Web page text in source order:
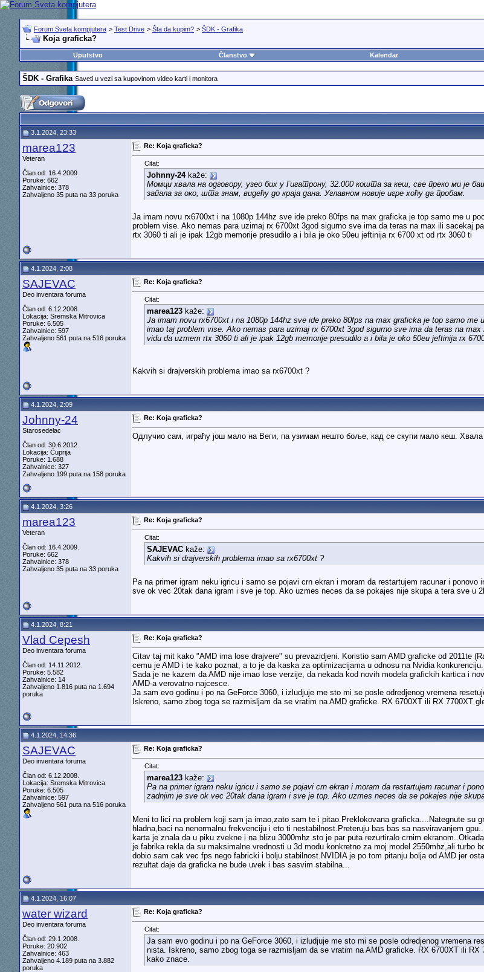
Forum Sveta kompjutera > Test Drive > Šta da kupim? > ŠDK - Grafika
Koja graficka?
Uputstvo
Članstvo Kalendar
ŠDK - Grafika Saveti u vezi sa kupovinom video karti i monitora
3.1.2024, 23:33
marea123
Veteran
Član od: 16.4.2009.
Poruke: 662
Zahvalnice: 378
Zahvaljeno 35 puta na 33 poruka
Re: Koja graficka?
Citat:
Johnny-24kaže:
Момци хвала на одговору, узео бих у Гигатрону, 32.000 кошта за кеш, све преко ми је
запала за око, шта знам, видећу до краја дана. Углавном новије игре хоћу да пробам.
Ja imam novu rx6700xt i na 1080p 144hz sve ide preko 80fps na max graficka je top samo me u
problem vise. Ako nemas para uzimaj rx 6700xt 3god sigurno sve ima da teras na max ili sacekaj
rtx 3060 ti ali je ipak 12gb memorije presudilo a i bila je oko 50eu jeftinija rx 6700 xt od rtx 3060 ti
4.1.2024, 2:08
SAJEVAC
Deo inventara foruma
Član od: 6.12.2008.
Lokacija: Sremska Mitrovica
Poruke: 6.505
Zahvalnice: 597
Zahvaljeno 561 puta na 516 poruka
Re: Koja graficka?
Citat:
marea123kaže:
Ja imam novu rx6700xt i na 1080p 144hz sve ide preko 80fps na max graficka je top samo
imao taj problem vise. Ako nemas para uzimaj rx 6700xt 3god sigurno sve ima da teras na
vidu da uzmem rtx 3060 ti ali je ipak 12gb memorije presudilo a i bila je oko 50eu jeftinija rx
Kakvih si drajverskih problema imao sa rx6700xt ?
4.1.2024, 2:09
Johnny-24
Starosedelac
Član od: 30.6.2012.
Lokacija: Ćuprija
Poruke: 1.688
Zahvalnice: 327
Zahvaljeno 199 puta na 158 poruka
Re: Koja graficka?
Одлучио сам, играћу још мало на Веги, па узимам нешто боље, кад се скупи мало кеш. Хвала
4.1.2024, 3:26
marea123
Veteran
Član od: 16.4.2009.
Poruke: 662
Zahvalnice: 378
Zahvaljeno 35 puta na 33 poruka
Re: Koja graficka?
Citat:
SAJEVACkaže:
Kakvih si drajverskih problema imao sa rx6700xt ?
Pa na primer igram neku igricu i samo se pojavi crn ekran i moram da restartujem racunar i
sve ok vec 20tak dana igram i sve je top. Ako uzmes neces da se pokajes nije skupa a tera sve u
4.1.2024, 8:21
Vlad Cepesh
Deo inventara foruma
Član od: 14.11.2012.
Poruke: 5.582
Zahvalnice: 14
Zahvaljeno 1.816 puta na 1.694
poruka
Re: Koja graficka?
Citav taj mit kako "AMD ima lose drajvere" su prevazidjeni. Koristio sam AMD graficke od 2011te
cemu je AMD i te kako poznat, a to je da kaska za optimizacijama u odnosu na Nvidia konkurenciju.
Sada je ne kazem da AMD nije imao lose verzije, da nekada kod novih modela grafickih kartica i
AMD-a verovatno najcesce.
Ja sam evo godinu i po na GeForce 3060, i izludjuje me sto mi se posle odredjenog vremena
Iskreno, samo zbog toga se razmisljam da se vratim na AMD graficke. RX 6700XT ili RX 7700XT
4.1.2024, 14:36
SAJEVAC
Deo inventara foruma
Član od: 6.12.2008.
Lokacija: Sremska Mitrovica
Poruke: 6.505
Zahvalnice: 597
Zahvaljeno 561 puta na 516 poruka
Re: Koja graficka?
Citat:
marea123kaže:
Pa na primer igram neku igricu i samo se pojavi crn ekran i moram da restartujem racunar i
zadnjim je sve ok vec 20tak dana igram i sve je top. Ako uzmes neces da se pokajes nije
Meni to lici na problem koji sam ja imao,zato sam te i pitao.Preklokovana graficka....Nategnute su
hladna,baci na nenormalnu frekvenciju i eto ti nestabilnost.Preteruju bas bas sa nasviravanjem
karta je znala da u piku zvekne i na blizu 3000mhz sto je par puta rezurtiralo crnim
je fabrika rekla da su maksimalne vrednosti u 3d modu konkretno za moj model 2550mhz,ali turbo
dobio sam cak vec fps nego fabricki i bolju stabilnost.NVIDIA je po tom pitanju bolja od AMD jer
rezultat daje da graficka ne bude uvek i bas sasvim stabilna...
4.1.2024, 16:07
water wizard
Deo inventara foruma
Član od: 29.1.2008.
Poruke: 20.902
Zahvalnice: 463
Zahvaljeno 4.189 puta na 3.882
poruka
Re: Koja graficka?
Citat:
Ja sam evo godinu i po na GeForce 3060, i izludjuje me sto mi se posle odredjenog vremena
nista. Iskreno, samo zbog toga se razmisljam da se vratim na AMD graficke. RX 6700XT ili
kako znace.